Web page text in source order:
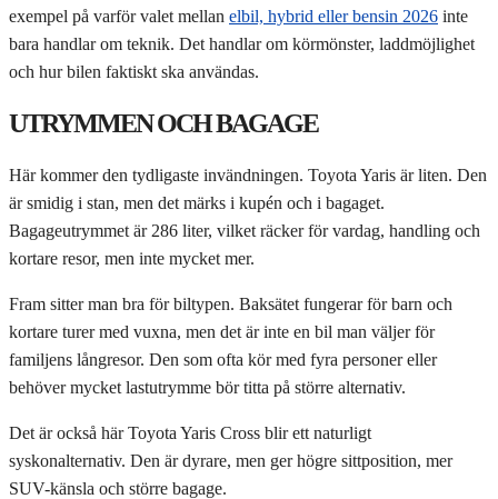
exempel på varför valet mellan elbil, hybrid eller bensin 2026 inte
bara handlar om teknik. Det handlar om körmönster, laddmöjlighet
och hur bilen faktiskt ska användas.
UTRYMMEN OCH BAGAGE
Här kommer den tydligaste invändningen. Toyota Yaris är liten. Den
är smidig i stan, men det märks i kupén och i bagaget.
Bagageutrymmet är 286 liter, vilket räcker för vardag, handling och
kortare resor, men inte mycket mer.
Fram sitter man bra för biltypen. Baksätet fungerar för barn och
kortare turer med vuxna, men det är inte en bil man väljer för
familjens långresor. Den som ofta kör med fyra personer eller
behöver mycket lastutrymme bör titta på större alternativ.
Det är också här Toyota Yaris Cross blir ett naturligt
syskonalternativ. Den är dyrare, men ger högre sittposition, mer
SUV-känsla och större bagage.